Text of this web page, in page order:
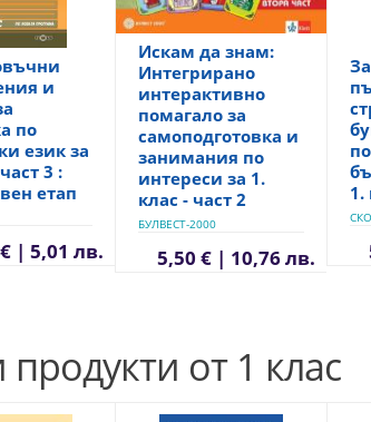
и
по
език за
3 :
етап
| 5,01 лв.
Искам да знам:
Интегрирано
интерактивно
помагало за
самоподготовка и
занимания по
интереси за 1.
клас - част 2
БУЛВЕСТ-2000
5,50 € | 10,76 лв.
1.
продукти от 1 клас